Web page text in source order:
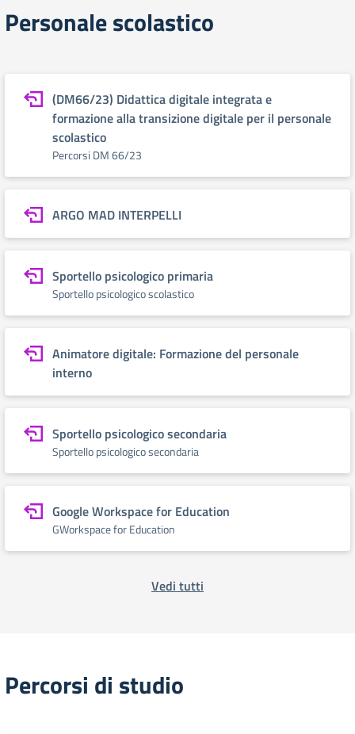
Personale scolastico
(DM66/23) Didattica digitale integrata e
formazione alla transizione digitale per il personale
scolastico
Percorsi DM 66/23
ARGO MAD INTERPELLI
Sportello psicologico primaria
Sportello psicologico scolastico
Animatore digitale: Formazione del personale
interno
Sportello psicologico secondaria
Sportello psicologico secondaria
Google Workspace for Education
GWorkspace for Education
Vedi tutti
Percorsi di studio